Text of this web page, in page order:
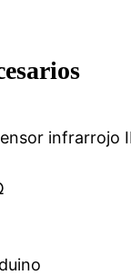
infrarrojo